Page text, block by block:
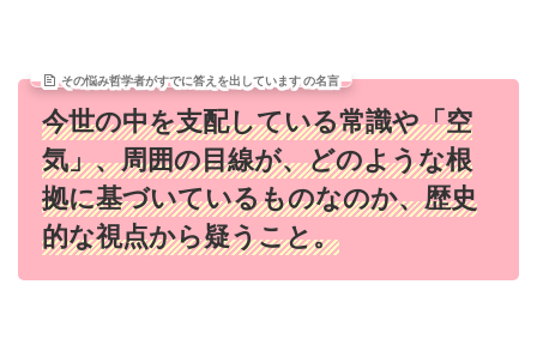
その悩み哲学者がすでに答えを出しています の名言
今世の中を支配している常識や「空
気」、周囲の目線が、どのような根
拠に基づいているものなのか、歴史
的な視点から疑うこと。